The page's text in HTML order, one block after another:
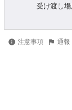
受け渡し
注意事項 通報